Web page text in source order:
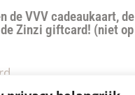
de VVV cadeaukaart, de
Zinzi giftcard! (niet op